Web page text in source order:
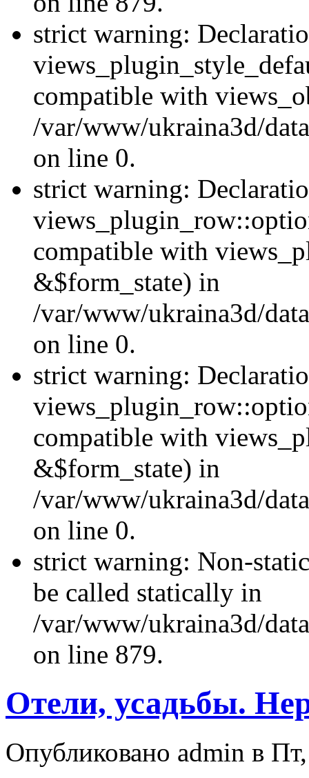
strict warning:
compatible with
/var/www/ukraina3d/
on line 0.
strict warning:
compatible with
&$form_state) in
/var/www/ukraina3d/
on line 0.
strict warning:
compatible with
&$form_state) in
/var/www/ukraina3d/
on line 0.
strict warning: Non-
be called statically in
/var/www/ukraina3d/
on line 879.
Отели, усадьбы.
Опубликовано admin в